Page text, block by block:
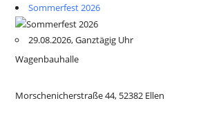
Sommerfest 2026
29.08.2026, Ganztägig Uhr
Wagenbauhalle
Morschenicherstraße 44, 52382 Ellen